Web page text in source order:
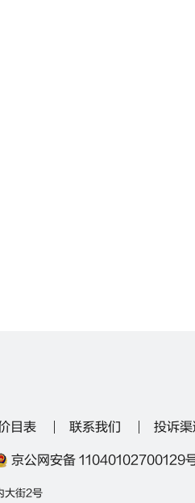
目表 联系我们 投诉渠
京公网安备 11040102700129
大街2号